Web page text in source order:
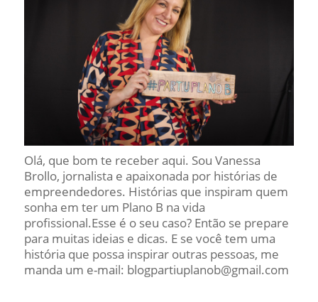
Olá, que bom te receber aqui. Sou Vanessa
Brollo, jornalista e apaixonada por histórias de
empreendedores. Histórias que inspiram quem
sonha em ter um Plano B na vida
profissional.Esse é o seu caso? Então se prepare
para muitas ideias e dicas. E se você tem uma
história que possa inspirar outras pessoas, me
manda um e-mail: blogpartiuplanob@gmail.com